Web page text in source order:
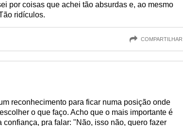
por coisas que achei tão absurdas e, ao mesmo
ridículos.
COMPARTILHAR
reconhecimento para ficar numa posição onde
o que faço. Acho que o mais importante é
confiança, pra falar: "Não, isso não, quero fazer